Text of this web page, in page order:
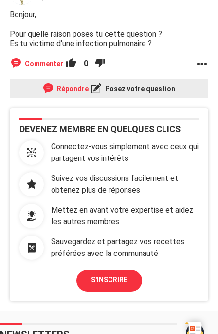
Bonjour,
Pour quelle raison poses tu cette question ?
Es tu victime d'une infection pulmonaire ?
Commenter 0
Répondre Posez votre question
DEVENEZ MEMBRE EN QUELQUES CLICS
Connectez-vous simplement avec ceux qui
partagent vos intérêts
Suivez vos discussions facilement et
obtenez plus de réponses
Mettez en avant votre expertise et aidez
les autres membres
Sauvegardez et partagez vos recettes
préférées avec la communauté
S'INSCRIRE